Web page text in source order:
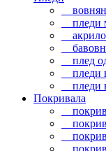
пледи
плед
пледи
пледи
Покривала